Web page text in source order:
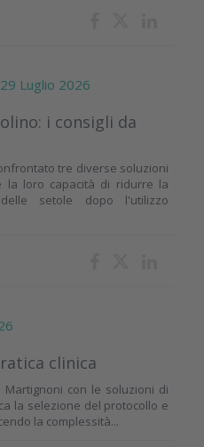
Luglio 2026
i consigli da
tre diverse soluzioni
la loro capacità di ridurre la
setole dopo l'utilizzo
clinica
Martignoni con le soluzioni di
la selezione del protocollo e
la complessità...